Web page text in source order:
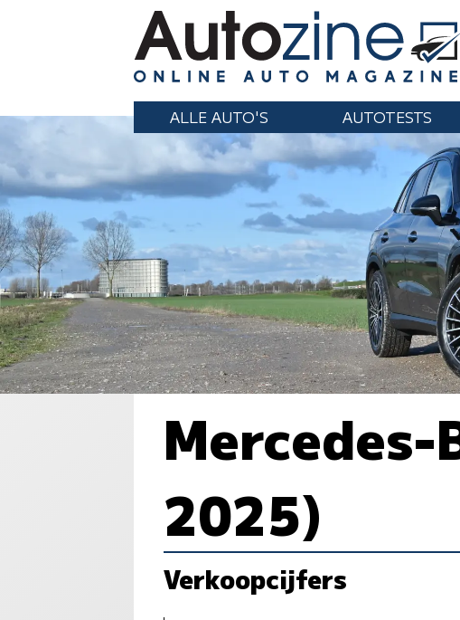
ALLE AUTO'S AUTOTESTS
Mercedes-
2025)
Verkoopcijfers